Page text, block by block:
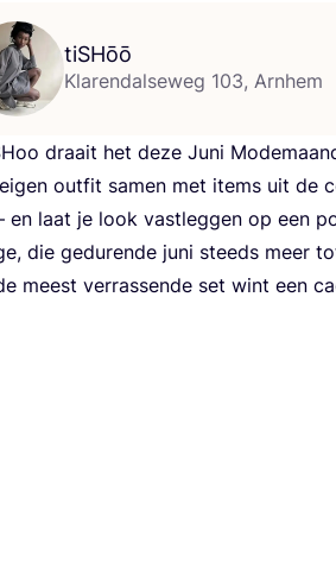
tiSHōō
Klarendalseweg 103, Arnhem
draait het deze Juni
out­fit samen met items uit de
en laat je look vast­leg­gen op een
die gedu­ren­de juni steeds meer
meest ver­ras­sen­de set wint een